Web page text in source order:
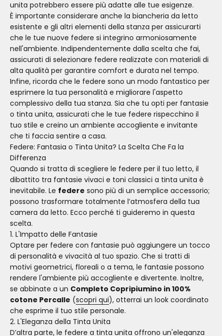
unita potrebbero essere più adatte alle tue esigenze.
È importante considerare anche la biancheria da letto
esistente e gli altri elementi della stanza per assicurarti
che le tue nuove federe si integrino armoniosamente
nell'ambiente. Indipendentemente dalla scelta che fai,
assicurati di selezionare federe realizzate con materiali di
alta qualità per garantire comfort e durata nel tempo.
Infine, ricorda che le federe sono un modo fantastico per
esprimere la tua personalità e migliorare l'aspetto
complessivo della tua stanza. Sia che tu opti per fantasie
o tinta unita, assicurati che le tue federe rispecchino il
tuo stile e creino un ambiente accogliente e invitante
che ti faccia sentire a casa.
Federe: Fantasia o Tinta Unita? La Scelta Che Fa la
Differenza
Quando si tratta di scegliere le federe per il tuo letto, il
dibattito tra fantasie vivaci e toni classici a tinta unita è
inevitabile. Le federe sono più di un semplice accessorio;
possono trasformare totalmente l’atmosfera della tua
camera da letto. Ecco perché ti guideremo in questa
scelta.
1. L'Impatto delle Fantasie
Optare per federe con fantasie può aggiungere un tocco
di personalità e vivacità al tuo spazio. Che si tratti di
motivi geometrici, floreali o a tema, le fantasie possono
rendere l'ambiente più accogliente e divertente. Inoltre,
se abbinate a un Completo Copripiumino in 100%
cotone Percalle (scopri qui), otterrai un look coordinato
che esprime il tuo stile personale.
2. L'Eleganza della Tinta Unita
D’altra parte, le federe a tinta unita offrono un'eleganza